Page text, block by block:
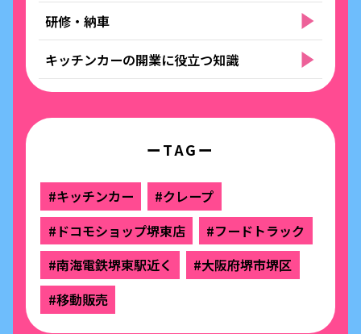
研修・納車
キッチンカーの開業に役立つ知識
ーTAGー
#キッチンカー
#クレープ
#ドコモショップ堺東店
#フードトラック
#南海電鉄堺東駅近く
#大阪府堺市堺区
#移動販売